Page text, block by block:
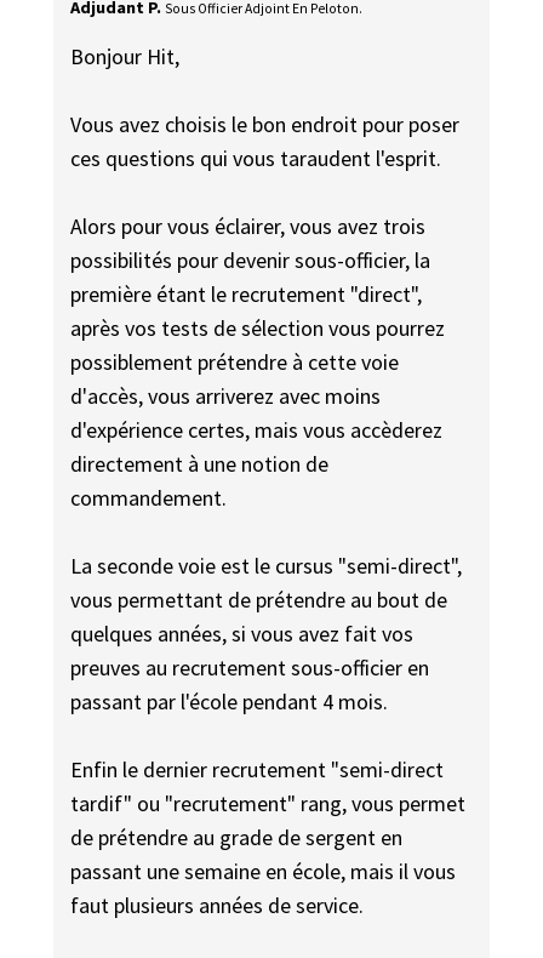
Adjudant P. Sous Officier Adjoint En Peloton.
Bonjour Hit,
Vous avez choisis le bon endroit pour poser
ces questions qui vous taraudent l'esprit.
Alors pour vous éclairer, vous avez trois
possibilités pour devenir sous-officier, la
première étant le recrutement "direct",
après vos tests de sélection vous pourrez
possiblement prétendre à cette voie
d'accès, vous arriverez avec moins
d'expérience certes, mais vous accèderez
directement à une notion de
commandement.
La seconde voie est le cursus "semi-direct",
vous permettant de prétendre au bout de
quelques années, si vous avez fait vos
preuves au recrutement sous-officier en
passant par l'école pendant 4 mois.
Enfin le dernier recrutement "semi-direct
tardif" ou "recrutement" rang, vous permet
de prétendre au grade de sergent en
passant une semaine en école, mais il vous
faut plusieurs années de service.